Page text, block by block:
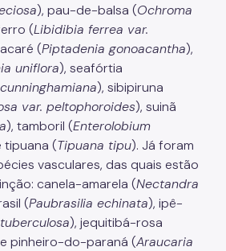
), pau-de-balsa (Ochroma
(Libidibia ferrea var.
(Piptadenia gonoacantha),
uniflora), seafórtia
), sibipiruna
var. peltophoroides), suinã
), tamboril (Enterolobium
tipuana (Tipuana tipu). Já foram
vasculares, das quais estão
canela-amarela (Nectandra
(Paubrasilia echinata), ipê-
), jequitibá-rosa
pinheiro-do-paraná (Araucaria